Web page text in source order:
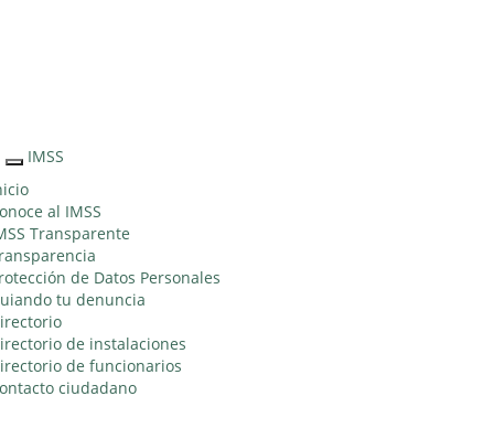
Interruptor
de
Navegación
IMSS
al IMSS
Transparente
de Datos Personales
tu denuncia
de instalaciones
de funcionarios
ciudadano